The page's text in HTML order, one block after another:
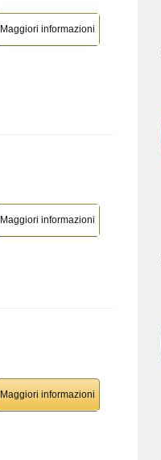
Maggiori informazioni
Maggiori informazioni
Maggiori informazioni